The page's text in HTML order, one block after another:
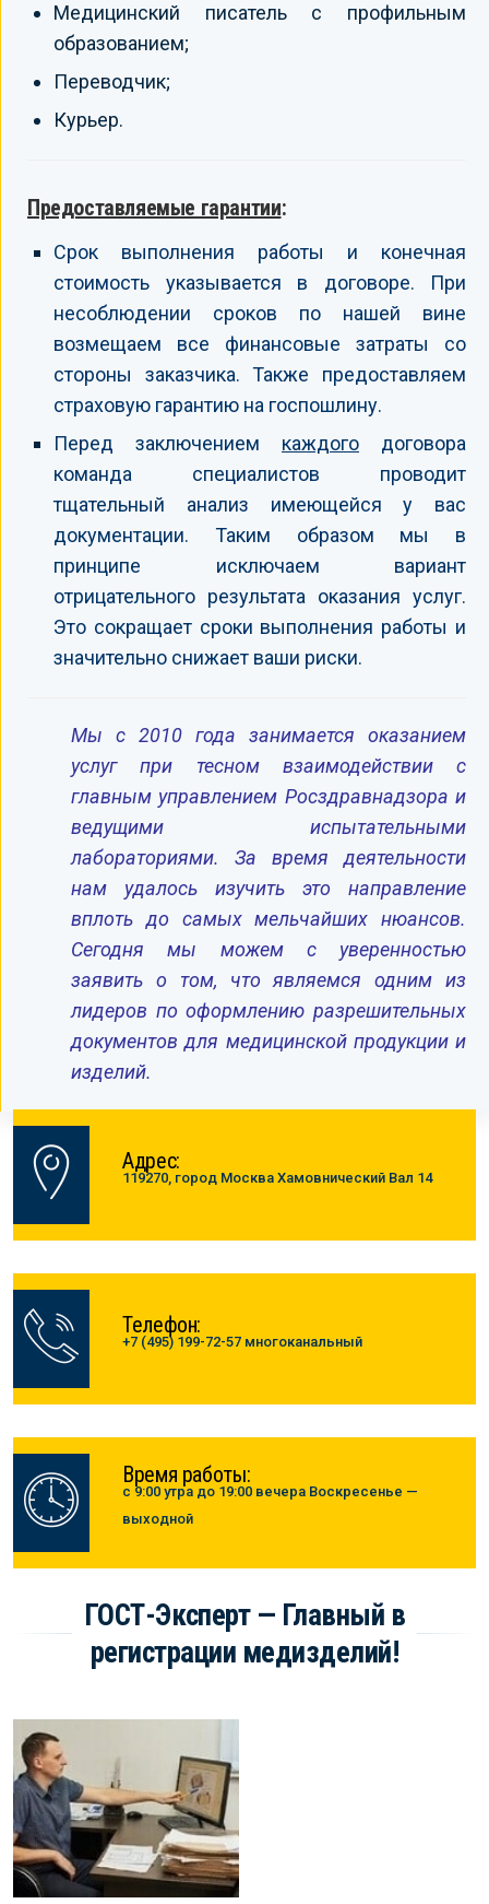
Медицинский писатель с профильным
образованием;
Переводчик;
Курьер.
Предоставляемые гарантии:
Срок выполнения работы и конечная
стоимость указывается в договоре. При
несоблюдении сроков по нашей вине
возмещаем все финансовые затраты со
стороны заказчика. Также предоставляем
страховую гарантию на госпошлину.
Перед заключением каждого договора
команда специалистов проводит
тщательный анализ имеющейся у вас
документации. Таким образом мы в
принципе исключаем вариант
отрицательного результата оказания услуг.
Это сокращает сроки выполнения работы и
значительно снижает ваши риски.
Мы с 2010 года занимается оказанием
услуг при тесном взаимодействии с
главным управлением Росздравнадзора и
ведущими испытательными
лабораториями. За время деятельности
нам удалось изучить это направление
вплоть до самых мельчайших нюансов.
Сегодня мы можем с уверенностью
заявить о том, что являемся одним из
лидеров по оформлению разрешительных
документов для медицинской продукции и
изделий.
Адрес:
119270, город Москва Хамовнический Вал 14
Телефон:
+7 (495) 199-72-57 многоканальный
Время работы:
с 9:00 утра до 19:00 вечера Воскресенье —
выходной
ГОСТ-Эксперт — Главный в
регистрации медизделий!